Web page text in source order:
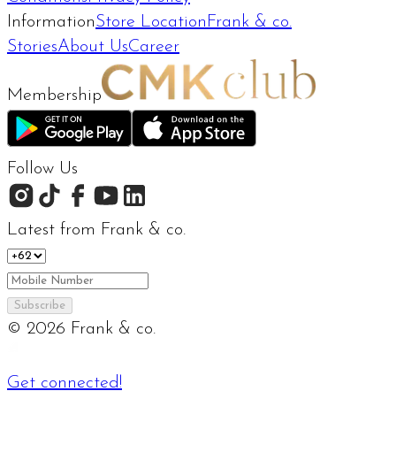
InformationStore Location Frank & co.
StoriesAbout UsCareer
Membership
Follow Us
Latest from Frank & co.
Subscribe
© 2026 Frank & co.
Get connected!